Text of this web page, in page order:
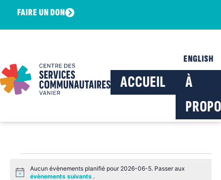
FAIRE UN DON
ENGLISH
ACCUEIL
À
Notice
Aucun évènements planifié pour 2026-06-5. Passer aux
évènements suivants .